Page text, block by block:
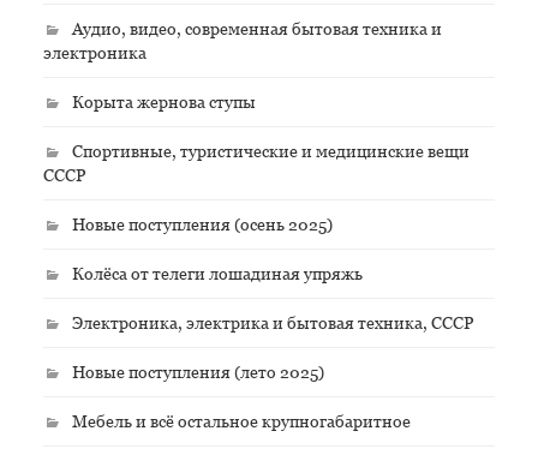
Аудио, видео, современная бытовая техника и
электроника
Корыта жернова ступы
Спортивные, туристические и медицинские вещи
СССР
Новые поступления (осень 2025)
Колёса от телеги лошадиная упряжь
Электроника, электрика и бытовая техника, СССР
Новые поступления (лето 2025)
Мебель и всё остальное крупногабаритное